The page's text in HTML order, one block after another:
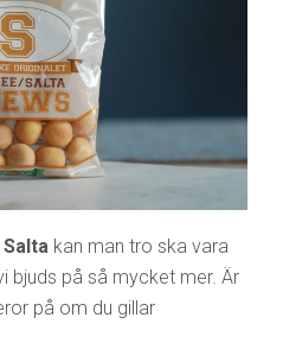
kan man tro ska vara
bjuds på så mycket mer. Är
på om du gillar